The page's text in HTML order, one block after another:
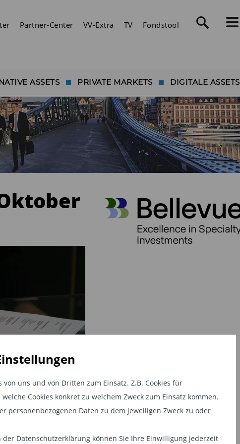
uns und von Dritten zum Einsatz. Z.B. Cookies für
Cookies konkret zu welchem Zweck zum Einsatz kommen.
personenbezogenen Daten zu dem jeweiligen Zweck zu oder
Datenschutzerklärung können Sie Ihre Einwilligung jederzeit
Partner-Center VV-Extra TV Fondstool
ASSETS PRIVATE MARKETS DIGITALE ASSETS